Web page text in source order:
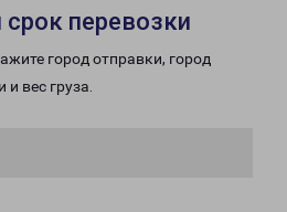
перевозки
город отправки, город
вес груза.